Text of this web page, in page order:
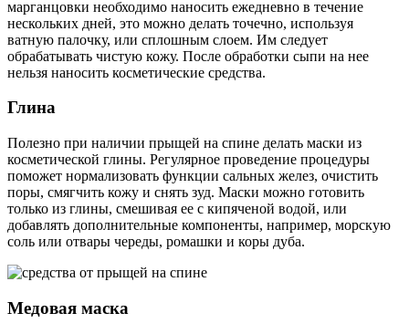
марганцовки необходимо наносить ежедневно в течение
нескольких дней, это можно делать точечно, используя
ватную палочку, или сплошным слоем. Им следует
обрабатывать чистую кожу. После обработки сыпи на нее
нельзя наносить косметические средства.
Глина
Полезно при наличии прыщей на спине делать маски из
косметической глины. Регулярное проведение процедуры
поможет нормализовать функции сальных желез, очистить
поры, смягчить кожу и снять зуд. Маски можно готовить
только из глины, смешивая ее с кипяченой водой, или
добавлять дополнительные компоненты, например, морскую
соль или отвары череды, ромашки и коры дуба.
Медовая маска